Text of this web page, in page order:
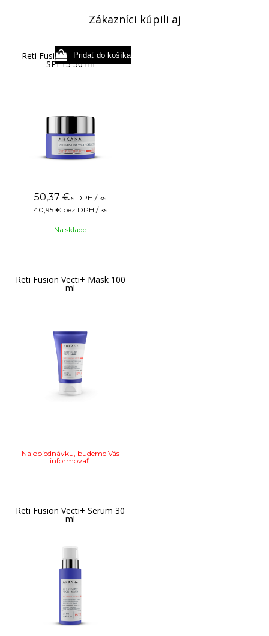
Zákazníci kúpili aj
Reti Fusion Vecti+ Cream
SPF15 50 ml
50,37 € s DPH / ks
40,95 € bez DPH / ks
Na sklade
Reti Fusion Vecti+ Mask 100
ml
Na objednávku, budeme Vás
informovať.
Reti Fusion Vecti+ Serum 30
ml